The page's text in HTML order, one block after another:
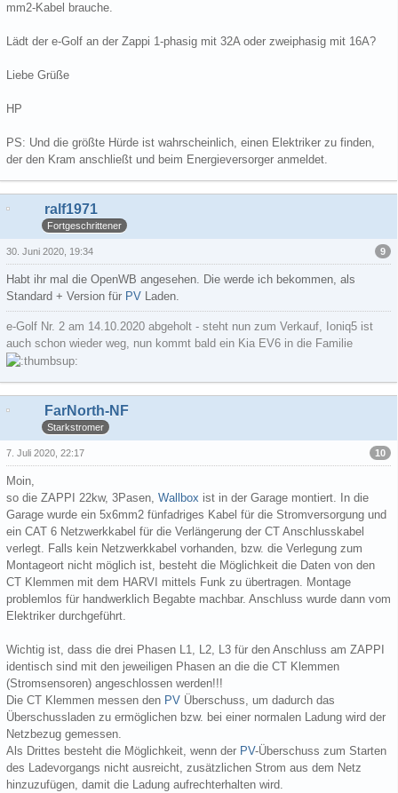
mm2-Kabel brauche.
Lädt der e-Golf an der Zappi 1-phasig mit 32A oder zweiphasig mit 16A?
Liebe Grüße
HP
PS: Und die größte Hürde ist wahrscheinlich, einen Elektriker zu finden,
der den Kram anschließt und beim Energieversorger anmeldet.
ralf1971
Fortgeschrittener
9
30. Juni 2020, 19:34
Habt ihr mal die OpenWB angesehen. Die werde ich bekommen, als
Standard + Version für PV Laden.
e-Golf Nr. 2 am 14.10.2020 abgeholt - steht nun zum Verkauf, Ioniq5 ist
auch schon wieder weg, nun kommt bald ein Kia EV6 in die Familie
FarNorth-NF
Starkstromer
10
7. Juli 2020, 22:17
Moin,
so die ZAPPI 22kw, 3Pasen, Wallbox ist in der Garage montiert. In die
Garage wurde ein 5x6mm2 fünfadriges Kabel für die Stromversorgung und
ein CAT 6 Netzwerkkabel für die Verlängerung der CT Anschlusskabel
verlegt. Falls kein Netzwerkkabel vorhanden, bzw. die Verlegung zum
Montageort nicht möglich ist, besteht die Möglichkeit die Daten von den
CT Klemmen mit dem HARVI mittels Funk zu übertragen. Montage
problemlos für handwerklich Begabte machbar. Anschluss wurde dann vom
Elektriker durchgeführt.
Wichtig ist, dass die drei Phasen L1, L2, L3 für den Anschluss am ZAPPI
identisch sind mit den jeweiligen Phasen an die die CT Klemmen
(Stromsensoren) angeschlossen werden!!!
Die CT Klemmen messen den PV Überschuss, um dadurch das
Überschussladen zu ermöglichen bzw. bei einer normalen Ladung wird der
Netzbezug gemessen.
Als Drittes besteht die Möglichkeit, wenn der PV-Überschuss zum Starten
des Ladevorgangs nicht ausreicht, zusätzlichen Strom aus dem Netz
hinzuzufügen, damit die Ladung aufrechterhalten wird.